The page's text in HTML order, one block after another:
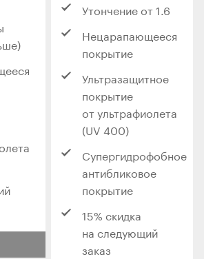
Утончение от 1.6
Нецарапающееся
покрытие
Ультразащитное
покрытие
от ультрафиолета
(UV 400)
Супергидрофобное
антибликовое
покрытие
15% скидка
на следующий
заказ